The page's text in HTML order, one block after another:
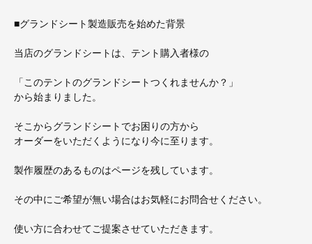
■グランドシート製造販売を始めた背景
当店のグランドシートは、テント購入者様の
「このテントのグランドシートつくれませんか？」
から始まりました。
そこからグランドシートでお困りの方から
オーダーをいただくようになり今に至ります。
製作履歴のあるものはページを残しています。
その中にご希望が無い場合はお気軽にお問合せください。
使い方に合わせてご提案させていただきます。